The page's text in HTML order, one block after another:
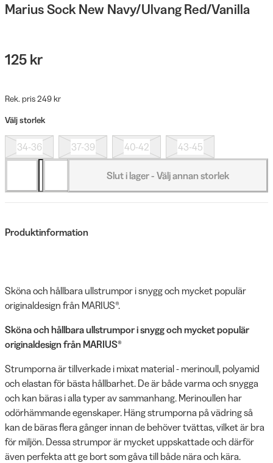
Marius Sock New Navy/Ulvang Red/Vanilla
125 kr
Rek. pris 249 kr
Välj storlek
34-36 37-39 40-42 43-45
Slut i lager - Välj annan storlek
Produktinformation
Sköna och hållbara ullstrumpor i snygg och mycket populär
originaldesign från MARIUS®.
Sköna och hållbara ullstrumpor i snygg och mycket populär
originaldesign från MARIUS®
Strumporna är tillverkade i mixat material - merinoull, polyamid
och elastan för bästa hållbarhet. De är både varma och snygga
och kan bäras i alla typer av sammanhang. Merinoullen har
odörhämmande egenskaper. Häng strumporna på vädring så
kan de bäras flera gånger innan de behöver tvättas, vilket är bra
för miljön. Dessa strumpor är mycket uppskattade och därför
även perfekta att ge bort som gåva till både nära och kära.